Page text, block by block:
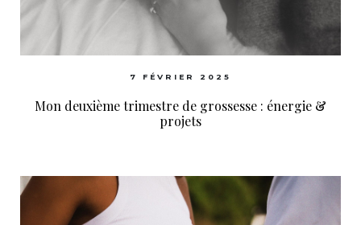
7 FÉVRIER 2025
Mon deuxième trimestre de grossesse : énergie &
projets